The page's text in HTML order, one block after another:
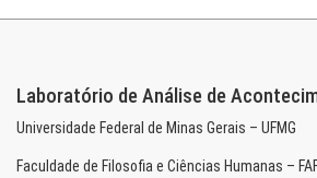
Laboratório de Análise de
Universidade Federal de Minas Gerais – UFMG
Faculdade de Filosofia e Ciências Humanas –